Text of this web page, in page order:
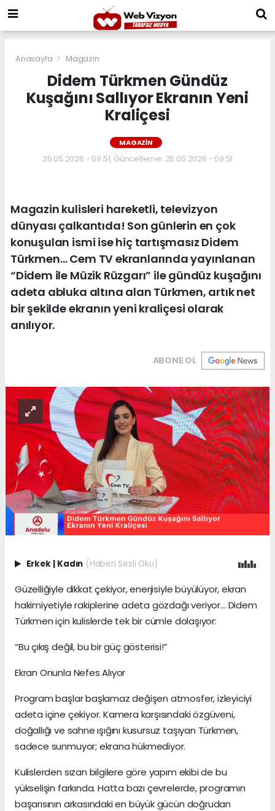
Anasayfa Magazin
Didem Türkmen Gündüz
Kuşağını Sallıyor Ekranın Yeni
Kraliçesi
MAGAZIN
25.05.2026 - 09:51, Güncelleme: 25.05.2026 - 09:51
Magazin kulisleri hareketli, televizyon
dünyası çalkantıda! Son günlerin en çok
konuşulan ismi ise hiç tartışmasız Didem
Türkmen… Cem TV ekranlarında yayınlanan
“Didem ile Müzik Rüzgarı” ile gündüz kuşağını
adeta abluka altına alan Türkmen, artık net
bir şekilde ekranın yeni kraliçesi olarak
anılıyor.
ABONE OL
Erkek | Kadın (Haberi Sesli Oku)
Güzelliğiyle dikkat çekiyor, enerjisiyle büyülüyor, ekran
hakimiyetiyle rakiplerine adeta gözdağı veriyor… Didem
Türkmen için kulislerde tek bir cümle dolaşıyor:
“Bu çıkış değil, bu bir güç gösterisi!”
Ekran Onunla Nefes Alıyor
Program başlar başlamaz değişen atmosfer, izleyiciyi
adeta içine çekiyor. Kamera karşısındaki özgüveni,
doğallığı ve sahne ışığını kusursuz taşıyan Türkmen,
sadece sunmuyor; ekrana hükmediyor.
Kulislerden sızan bilgilere göre yapım ekibi de bu
yükselişin farkında. Hatta bazı çevrelerde, programın
başarısının arkasındaki en büyük gücün doğrudan